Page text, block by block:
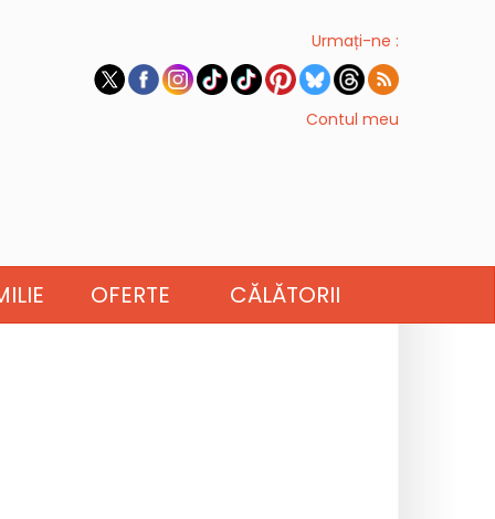
Urmați-ne :
Contul meu
OFERTE CĂLĂTORII